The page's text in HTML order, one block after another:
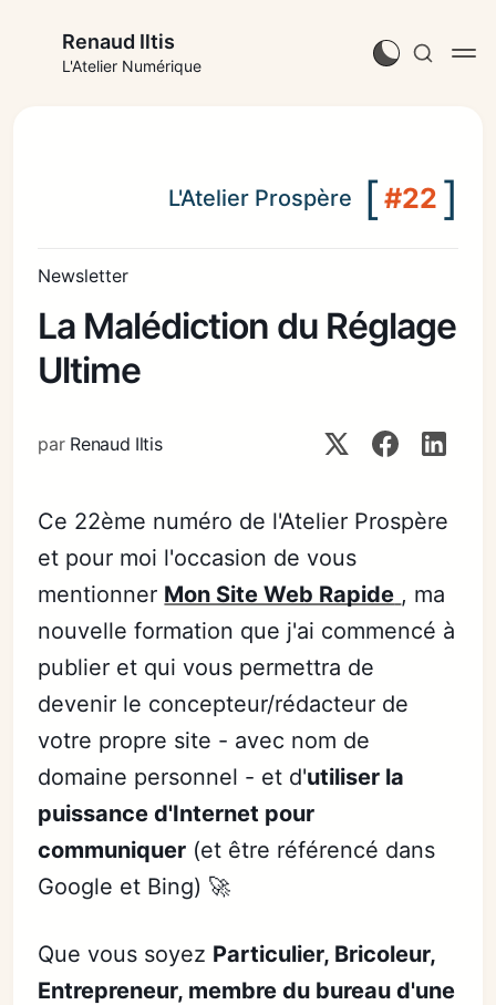
Renaud Iltis
L'Atelier Numérique
L'Atelier Prospère [#22 ]
Newsletter
La Malédiction du Réglage
Ultime
par Renaud Iltis
Ce 22ème numéro de l'Atelier Prospère
et pour moi l'occasion de vous
mentionner Mon Site Web Rapide , ma
nouvelle formation que j'ai commencé à
publier et qui vous permettra de
devenir le concepteur/rédacteur de
votre propre site - avec nom de
domaine personnel - et d'utiliser la
puissance d'Internet pour
communiquer (et être référencé dans
Google et Bing) 🚀
Que vous soyez Particulier, Bricoleur,
Entrepreneur, membre du bureau d'une